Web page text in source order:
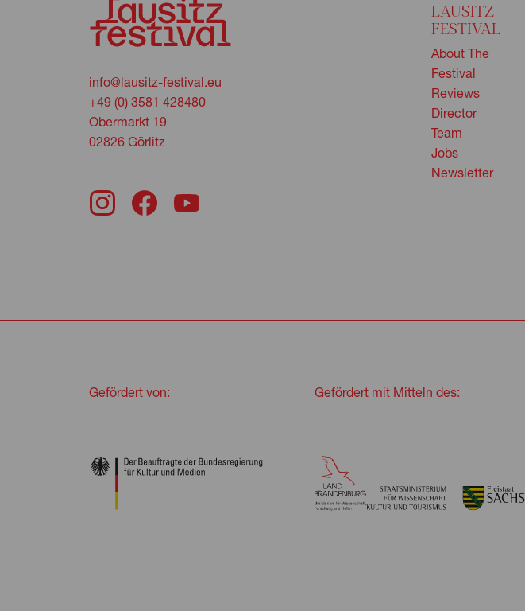
info@lausitz-festival.eu
+49 (0) 3581 428480
Obermarkt 19
02826 Görlitz
LAUSITZ
FESTIVAL
About The
Festival
Reviews
Director
Team
Jobs
Newsletter
Gefördert von: Gefördert mit Mitteln des: